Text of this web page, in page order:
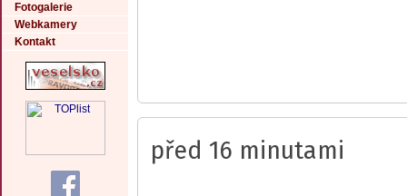
Fotogalerie
Webkamery
Kontakt
před 16 minutami